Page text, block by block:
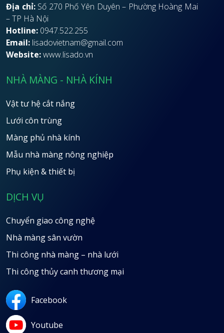
Địa chỉ:Số 270 Phố Yên Duyên – Phường Hoàng Mai
– TP Hà Nội
Hotline: 0947.522.255
Email: lisadovietnam@gmail.com
Website:www.lisado.vn
NHÀ MÀNG - NHÀ KÍNH
Vật tư hệ cắt nắng
Lưới côn trùng
Màng phủ nhà kính
Mẫu nhà màng nông nghiệp
Phụ kiện & thiết bị
DỊCH VỤ
Chuyển giao công nghệ
Nhà màng sân vườn
Thi công nhà màng – nhà lưới
Thi công thủy canh thương mại
Facebook
Youtube